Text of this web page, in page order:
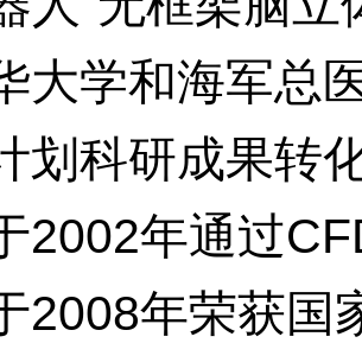
大学和海军总
划科研成果转
2002年通过
2008年荣获国